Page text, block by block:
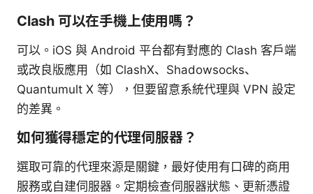
Clash 可以在手機上使用嗎？
可以。iOS 與 Android 平台都有對應的 Clash 客戶端
或改良版應用（如 ClashX、Shadowsocks、
Quantumult X 等），但要留意系統代理與 VPN 設定
的差異。
如何獲得穩定的代理伺服器？
選取可靠的代理來源是關鍵，最好使用有口碑的商用
服務或自建伺服器。定期檢查伺服器狀態、更新憑證